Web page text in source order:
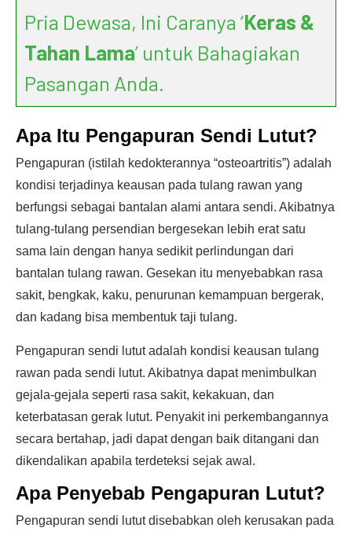
Pria Dewasa, Ini Caranya ‘Keras &
Tahan Lama’ untuk Bahagiakan
Pasangan Anda.
Apa Itu Pengapuran Sendi Lutut?
Pengapuran (istilah kedokterannya “osteoartritis”) adalah
kondisi terjadinya keausan pada tulang rawan yang
berfungsi sebagai bantalan alami antara sendi. Akibatnya
tulang-tulang persendian bergesekan lebih erat satu
sama lain dengan hanya sedikit perlindungan dari
bantalan tulang rawan. Gesekan itu menyebabkan rasa
sakit, bengkak, kaku, penurunan kemampuan bergerak,
dan kadang bisa membentuk taji tulang.
Pengapuran sendi lutut adalah kondisi keausan tulang
rawan pada sendi lutut. Akibatnya dapat menimbulkan
gejala-gejala seperti rasa sakit, kekakuan, dan
keterbatasan gerak lutut. Penyakit ini perkembangannya
secara bertahap, jadi dapat dengan baik ditangani dan
dikendalikan apabila terdeteksi sejak awal.
Apa Penyebab Pengapuran Lutut?
Pengapuran sendi lutut disebabkan oleh kerusakan pada